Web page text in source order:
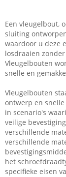
Een vleugelbout,
sluiting
waardoor u deze
losdraaien
Vleugelbouten
snelle en
Vleugelbouten
ontwerp en
in scenario's
veilige
verschillende
verschillende
het
specifieke eisen